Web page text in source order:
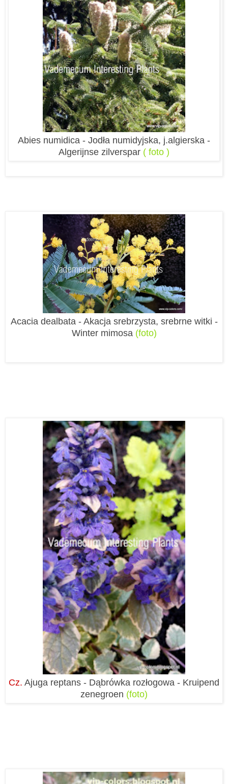
Abies numidica - Jodła numidyjska, j.algierska -
Algerijnse zilverspar ( foto )
Acacia dealbata - Akacja srebrzysta, srebrne witki -
Winter mimosa (foto)
Cz. Ajuga reptans - Dąbrówka rozłogowa - Kruipend
zenegroen (foto)